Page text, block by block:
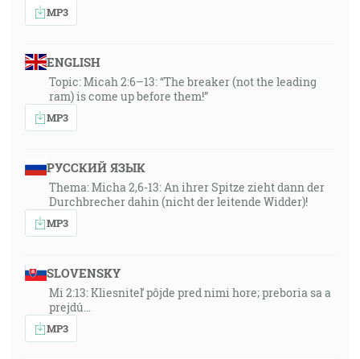
MP3
ENGLISH
Topic: Micah 2:6–13: “The breaker (not the leading
ram) is come up before them!”
MP3
РУССКИЙ ЯЗЫК
Thema: Micha 2,6-13: An ihrer Spitze zieht dann der
Durchbrecher dahin (nicht der leitende Widder)!
MP3
SLOVENSKY
Mi 2:13: Kliesniteľ pôjde pred nimi hore; preboria sa a
prejdú…
MP3